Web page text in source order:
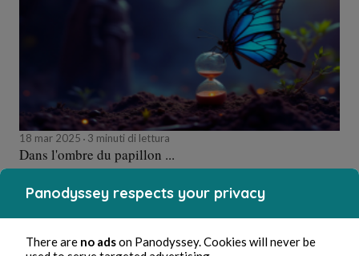
18 mar 2025 3 minuti di lettura
Dans l'ombre du papillon ...
Biography
Panodyssey respects your privacy
There are no adson Panodyssey. Cookies will never be